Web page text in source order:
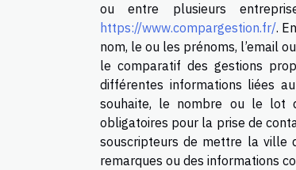
ou entre plusieurs
https://www.compargestion.fr/.
nom, le ou les prénoms, l’email
le comparatif des gestions
différentes informations liées
souhaite, le nombre ou le lot
obligatoires pour la prise de
souscripteurs de mettre la ville
remarques ou des informations